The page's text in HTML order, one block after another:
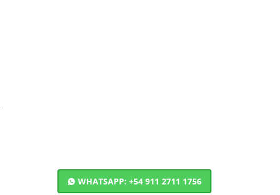
WHATSAPP: +54 911 2711 1756